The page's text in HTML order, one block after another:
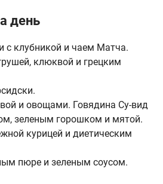
день
с клубникой и чаем Матча.
клюквой и грецким
и овощами. Говядина Су-вид
зеленым горошком и мятой.
курицей и диетическим
пюре и зеленым соусом.